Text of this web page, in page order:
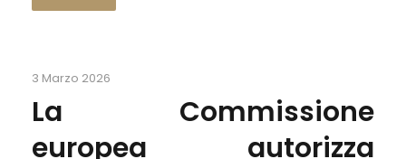
3 Marzo 2026
La Commissione
europea autorizza